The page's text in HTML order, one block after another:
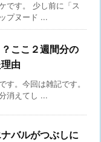
です。 少し前に「ス
プヌード ...
ここ２週間分の
由
す。今回は雑記です。
消えてし ...
バルがつぶしに